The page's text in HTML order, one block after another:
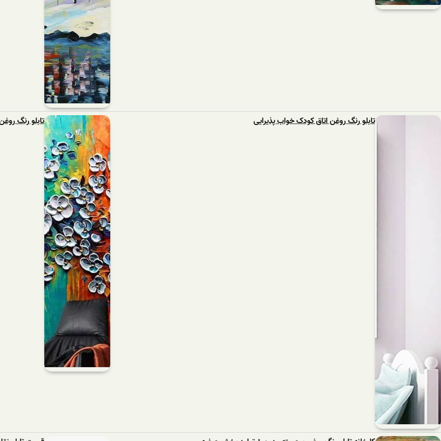
تابلو رنگ روغن اتاق کودک خواب پذیرایی تابلو رنگ